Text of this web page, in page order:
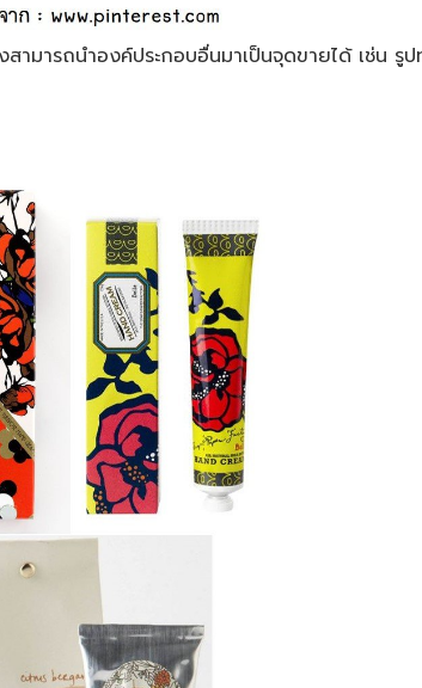
ามารถนำองค์ประกอบอื่นมาเป็นจุดขายได้ เช่น